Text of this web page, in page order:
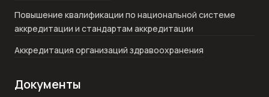
Повышение квалификации по национальной системе
аккредитации и стандартам аккредитации
Аккредитация организаций здравоохранения
Документы